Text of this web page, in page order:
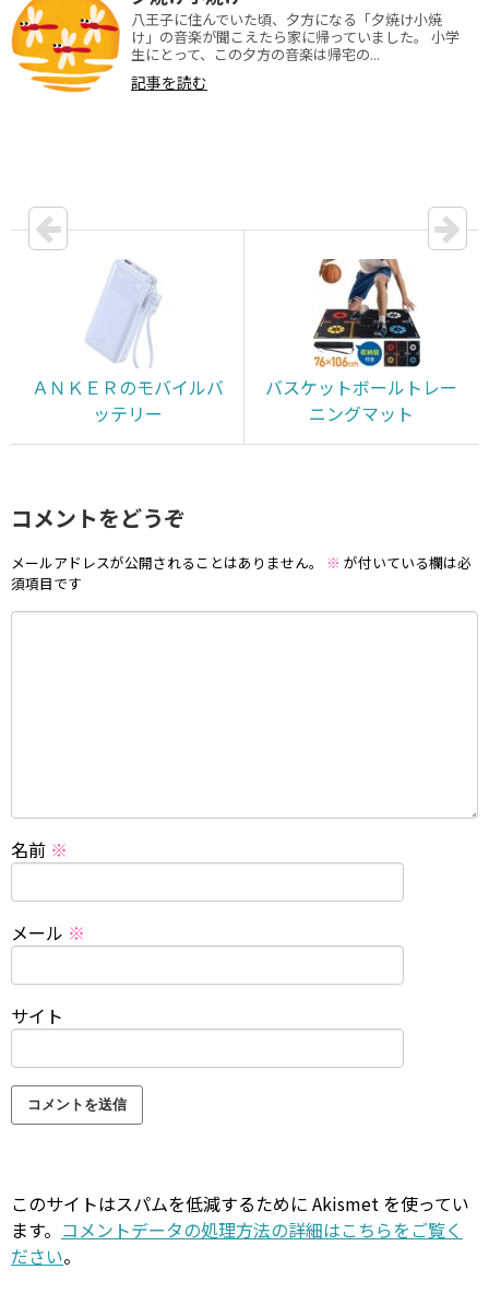
八王子に住んでいた頃、夕方になる「夕焼け小焼
け」の音楽が聞こえたら家に帰っていました。 小学
生にとって、この夕方の音楽は帰宅の...
記事を読む
ＡＮＫＥＲのモバイルバ
ッテリー
バスケットボールトレー
ニングマット
コメントをどうぞ
メールアドレスが公開されることはありません。 ※ が付いている欄は必
須項目です
名前 ※
メール ※
サイト
このサイトはスパムを低減するために Akismet を使ってい
ます。 コメントデータの処理方法の詳細はこちらをご覧く
ださい。